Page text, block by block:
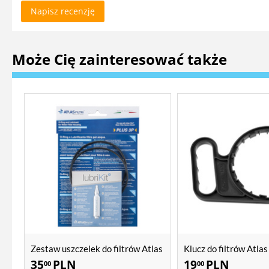
Napisz recenzję
Może Cię zainteresować także
Zestaw uszczelek do filtrów Atlas
Filtri SX, BX
3500 PLN
Klucz do filtrów
1900 PLN